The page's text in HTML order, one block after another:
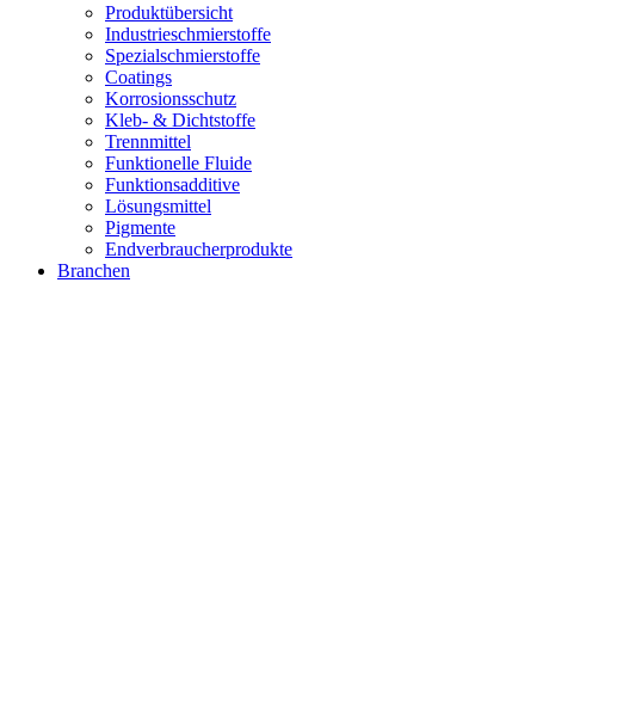
Produktübersicht
Industrieschmierstoffe
Spezialschmierstoffe
Coatings
Korrosionsschutz
Kleb- & Dichtstoffe
Trennmittel
Funktionelle Fluide
Funktionsadditive
Lösungsmittel
Pigmente
Endverbraucherprodukte
Branchen